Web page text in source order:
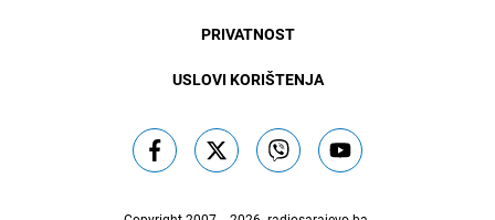
PRIVATNOST
USLOVI KORIŠTENJA